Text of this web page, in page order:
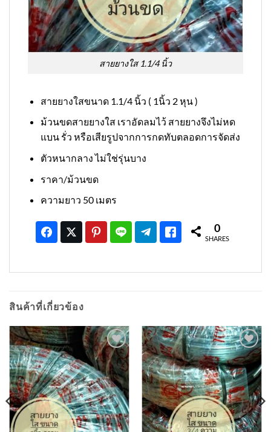
สายยางใส 1.1/4 นิ้ว
สายยางใสขนาด 1.1/4 นิ้ว ( 1นิ้ว 2 หุน )
ม้วนขดสายยางใส เราอัดลมไว้ สายยางจึงไม่หด
แบน รั่ว หรือเสียรูปจากการกดทับตลอดการจัดส่ง
ตัวหนากลาง ไม่ใช่รุ่นบาง
ราคา/ม้วนขด
ความยาว 50 เมตร
0
SHARES
สินค้าที่เกี่ยวข้อง
เพิ่มเข้า
ใน
รายการ
ที่
ติดตาม
เพิ่มเข้า
ใน
รายการ
ที่
ติดตาม